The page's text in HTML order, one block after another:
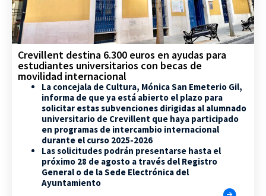
Crevillent destina 6.300 euros en ayudas para
estudiantes universitarios con becas de
movilidad internacional
La concejala de Cultura, Mónica San Emeterio Gil,
informa de que ya está abierto el plazo para
solicitar estas subvenciones dirigidas al alumnado
universitario de Crevillent que haya participado
en programas de intercambio internacional
durante el curso 2025-2026
Las solicitudes podrán presentarse hasta el
próximo 28 de agosto a través del Registro
General o de la Sede Electrónica del
Ayuntamiento